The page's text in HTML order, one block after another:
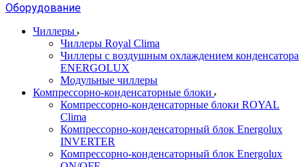
Оборудование
Чиллеры
Чиллеры Royal Clima
Чиллеры с воздушным охлаждением конденсатора
ENERGOLUX
Модульные чиллеры
Компрессорно-конденсаторные блоки
Компрессорно-конденсаторные блоки ROYAL
Clima
Компрессорно-конденсаторный блок Energolux
INVERTER
Компрессорно-конденсаторный блок Energolux